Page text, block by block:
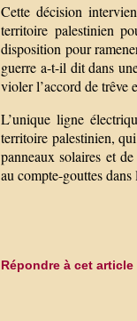
Cette décision
territoire palestinien
disposition pour
guerre a-t-il dit dans
violer l’accord de trêve
L’unique ligne
territoire palestinien,
panneaux solaires et
au compte-gouttes
Répondre à cet article